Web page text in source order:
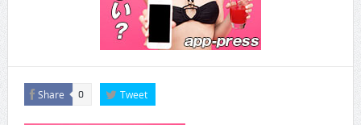
CINEMA×STYLE 294号
Share 0 Tweet